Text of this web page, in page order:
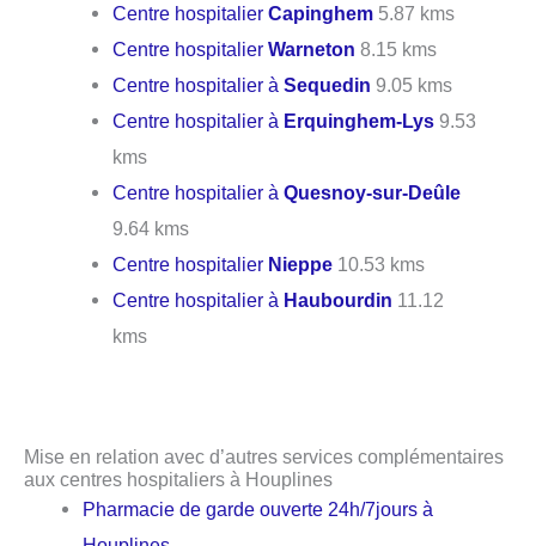
Centre hospitalierCapinghem 5.87 kms
Centre hospitalierWarneton 8.15 kms
Centre hospitalier àSequedin 9.05 kms
Centre hospitalier à Erquinghem-Lys 9.53
kms
Centre hospitalier àQuesnoy-sur-Deûle
9.64 kms
Centre hospitalier Nieppe 10.53 kms
Centre hospitalier à Haubourdin 11.12
kms
Mise en relation avec d’autres services complémentaires
aux centres hospitaliers à Houplines
Pharmacie de garde ouverte 24h/7jours à